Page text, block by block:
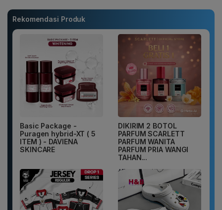
Rekomendasi Produk
Basic Package -
Puragen hybrid-XT ( 5
ITEM ) - DAVIENA
SKINCARE
DIKIRIM 2 BOTOL
PARFUM SCARLETT
PARFUM WANITA
PARFUM PRIA WANGI
TAHAN...